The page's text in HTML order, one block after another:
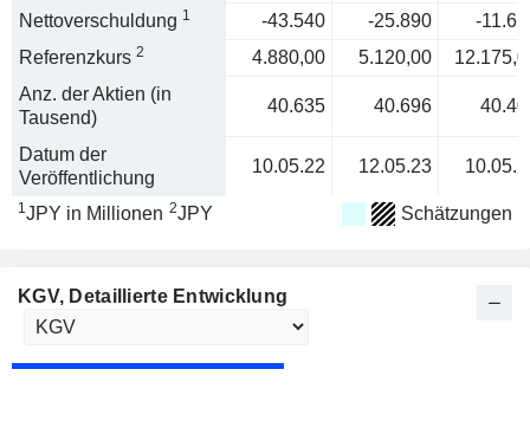
Nettoverschuldung 1 -43.540 -25.890
-
Referenzkurs 2 4.880,00 5.120,00
Anz. der Aktien (in
Tausend)
40.635 40.696
Datum der
Veröffentlichung
10.05.22 12.05.23
1JPY in Millionen 2JPY Schätzungen
KGV, Detaillierte Entwicklung